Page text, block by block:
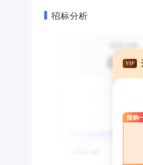
招标分析
VIP
限购